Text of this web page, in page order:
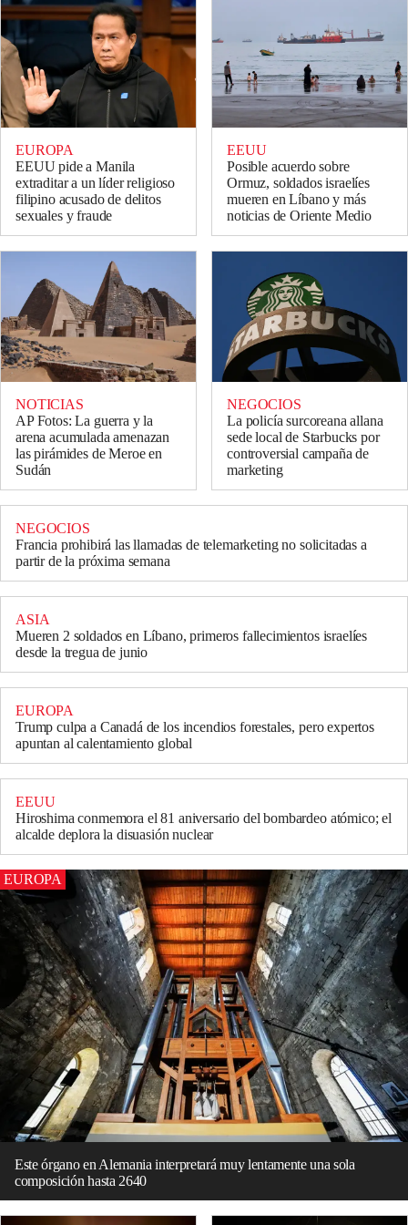
EUROPA
EEUU pide a Manila
extraditar a un líder religioso
filipino acusado de delitos
sexuales y fraude
EEUU
Posible acuerdo sobre
Ormuz, soldados israelíes
mueren en Líbano y más
noticias de Oriente Medio
NOTICIAS
AP Fotos: La guerra y la
arena acumulada amenazan
las pirámides de Meroe en
Sudán
NEGOCIOS
La policía surcoreana allana
sede local de Starbucks por
controversial campaña de
marketing
NEGOCIOS
Francia prohibirá las llamadas de telemarketing no solicitadas a
partir de la próxima semana
ASIA
Mueren 2 soldados en Líbano, primeros fallecimientos israelíes
desde la tregua de junio
EUROPA
Trump culpa a Canadá de los incendios forestales, pero expertos
apuntan al calentamiento global
EEUU
Hiroshima conmemora el 81 aniversario del bombardeo atómico; el
alcalde deplora la disuasión nuclear
EUROPA
Este órgano en Alemania interpretará muy lentamente una sola
composición hasta 2640